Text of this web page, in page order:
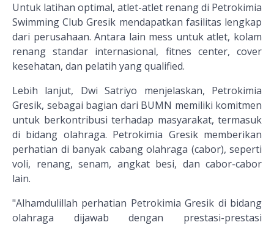
Untuk latihan optimal, atlet-atlet renang di Petrokimia
Swimming Club Gresik mendapatkan fasilitas lengkap
dari perusahaan. Antara lain mess untuk atlet, kolam
renang standar internasional, fitnes center, cover
kesehatan, dan pelatih yang qualified.
Lebih lanjut, Dwi Satriyo menjelaskan, Petrokimia
Gresik, sebagai bagian dari BUMN memiliki komitmen
untuk berkontribusi terhadap masyarakat, termasuk
di bidang olahraga. Petrokimia Gresik memberikan
perhatian di banyak cabang olahraga (cabor), seperti
voli, renang, senam, angkat besi, dan cabor-cabor
lain.
"Alhamdulillah perhatian Petrokimia Gresik di bidang
olahraga dijawab dengan prestasi-prestasi